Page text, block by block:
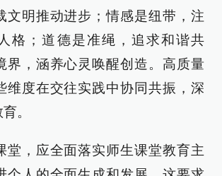
文明推动进步；情感是纽带，注
格；道德是准绳，追求和谐共
界，涵养心灵唤醒创造。高质量
维度在交往实践中协同共振，深
。
堂，应全面落实师生课堂教育主